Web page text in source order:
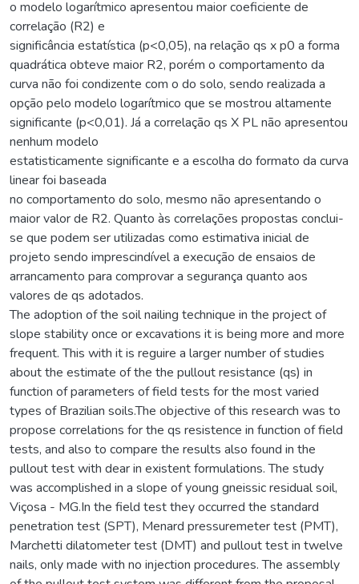
o modelo logarítmico apresentou maior coeficiente de
correlação (R2) e
significância estatística (p<0,05), na relação qs x p0 a forma
quadrática obteve maior R2, porém o comportamento da
curva não foi condizente com o do solo, sendo realizada a
opção pelo modelo logarítmico que se mostrou altamente
significante (p<0,01). Já a correlação qs X PL não apresentou
nenhum modelo
estatisticamente significante e a escolha do formato da curva
linear foi baseada
no comportamento do solo, mesmo não apresentando o
maior valor de R2. Quanto às correlações propostas conclui-
se que podem ser utilizadas como estimativa inicial de
projeto sendo imprescindível a execução de ensaios de
arrancamento para comprovar a segurança quanto aos
valores de qs adotados.
The adoption of the soil nailing technique in the project of
slope stability once or excavations it is being more and more
frequent. This with it is reguire a larger number of studies
about the estimate of the the pullout resistance (qs) in
function of parameters of field tests for the most varied
types of Brazilian soils.The objective of this research was to
propose correlations for the qs resistence in function of field
tests, and also to compare the results also found in the
pullout test with dear in existent formulations. The study
was accomplished in a slope of young gneissic residual soil,
Viçosa - MG.In the field test they occurred the standard
penetration test (SPT), Menard pressuremeter test (PMT),
Marchetti dilatometer test (DMT) and pullout test in twelve
nails, only made with no injection procedures. The assembly